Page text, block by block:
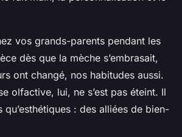
vos grands-parents pendant les
dès que la mèche s’embrasait,
ont changé, nos habitudes aussi.
olfactive, lui, ne s’est pas éteint. Il
: des alliées de bien-